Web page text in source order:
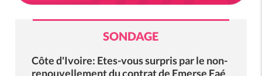
SONDAGE
Côte d'Ivoire: Etes-vous surpris par le non-
renouvellement du contrat de Emerse Faé